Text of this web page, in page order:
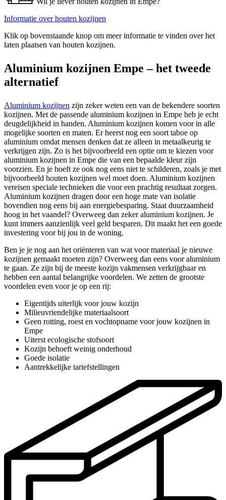
Informatie over houten kozijnen
Klik op bovenstaande knop om meer informatie te vinden over het
laten plaatsen van houten kozijnen.
Aluminium kozijnen Empe – het tweede
alternatief
Aluminium kozijnen zijn zeker weten een van de bekendere soorten
kozijnen. Met de passende aluminium kozijnen in Empe heb je echt
deugdelijkheid in handen. Aluminium kozijnen komen voor in alle
mogelijke soorten en maten. Er heerst nog een soort taboe op
aluminium omdat mensen denken dat ze alleen in metaalkeurig te
verkrijgen zijn. Zo is het bijvoorbeeld een optie om te kiezen voor
aluminium kozijnen in Empe die van een bepaalde kleur zijn
voorzien. En je hoeft ze ook nog eens niet te schilderen, zoals je met
bijvoorbeeld houten kozijnen wel moet doen. Aluminium kozijnen
vereisen speciale technieken die voor een prachtig resultaat zorgen.
Aluminium kozijnen dragen door een hoge mate van isolatie
bovendien nog eens bij aan energiebesparing. Staat duurzaamheid
hoog in het vaandel? Overweeg dan zeker aluminium kozijnen. Je
kunt immers aanzienlijk veel geld besparen. Dit maakt het een goede
investering voor bij jou in de woning.
Ben je je nog aan het oriënteren van wat voor materiaal je nieuwe
kozijnen gemaakt moeten zijn? Overweeg dan eens voor aluminium
te gaan. Ze zijn bij de meeste kozijn vakmensen verkrijgbaar en
hebben een aantal belangrijke voordelen. We zetten de grootste
voordelen even voor je op een rij:
Eigentijds uiterlijk voor jouw kozijn
Milieuvriendelijke materiaalsoort
Geen rotting, roest en vochtopname voor jouw kozijnen in
Empe
Uiterst ecologische stofsoort
Kozijn behoeft weinig onderhoud
Goede isolatie
Aantrekkelijke tariefstellingen